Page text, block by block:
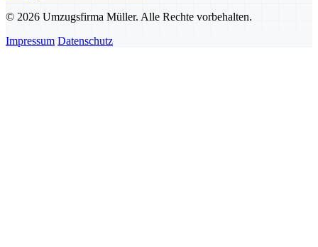
© 2026 Umzugsfirma Müller. Alle Rechte vorbehalten.
Impressum Datenschutz